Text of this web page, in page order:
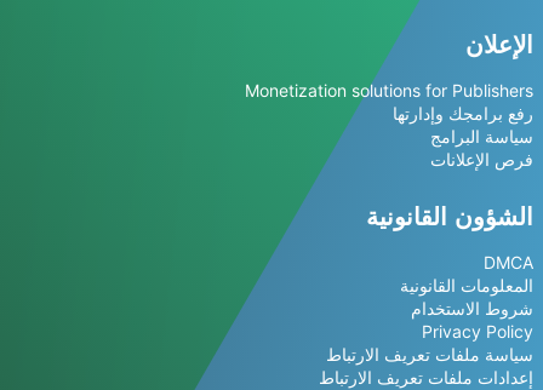
الإعلان
Monetization solutions for Publishers
رفع برامجك وإدارتها
سياسة البرامج
فرص الإعلانات
الشؤون القانونية
DMCA
المعلومات القانونية
شروط الاستخدام
Privacy Policy
سياسة ملفات تعريف الارتباط
إعدادات ملفات تعريف الارتباط